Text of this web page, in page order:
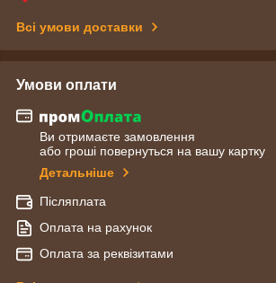
Всі умови доставки
Умови оплати
Ви отримаєте замовлення
або гроші повернуться на вашу картку
Детальніше
Післяплата
Оплата на рахунок
Оплата за реквізитами